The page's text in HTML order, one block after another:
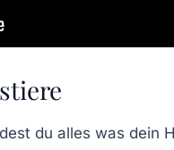
du alles was dein